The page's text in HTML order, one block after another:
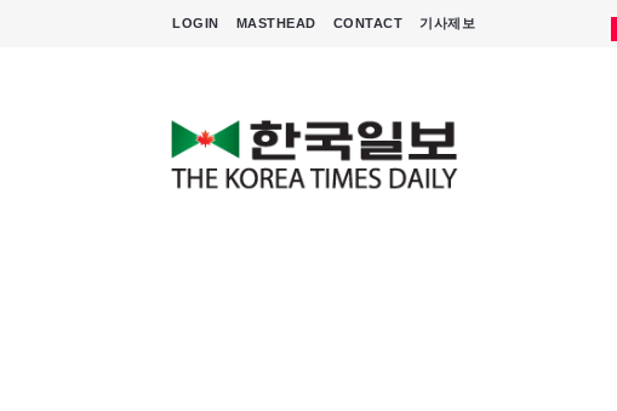
LOGIN MASTHEAD CONTACT 기사제보